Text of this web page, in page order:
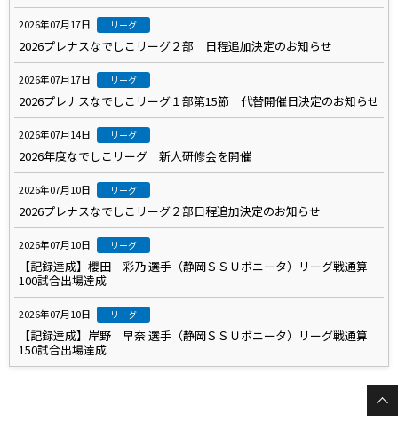
2026年07月17日 リーグ
2026プレナスなでしこリーグ２部 日程追加決定のお知らせ
2026年07月17日 リーグ
2026プレナスなでしこリーグ１部第15節 代替開催日決定のお知らせ
2026年07月14日 リーグ
2026年度なでしこリーグ 新人研修会を開催
2026年07月10日 リーグ
2026プレナスなでしこリーグ２部日程追加決定のお知らせ
2026年07月10日 リーグ
【記録達成】櫻田 彩乃 選手（静岡ＳＳＵボニータ）リーグ戦通算
100試合出場達成
2026年07月10日 リーグ
【記録達成】岸野 早奈 選手（静岡ＳＳＵボニータ）リーグ戦通算
150試合出場達成